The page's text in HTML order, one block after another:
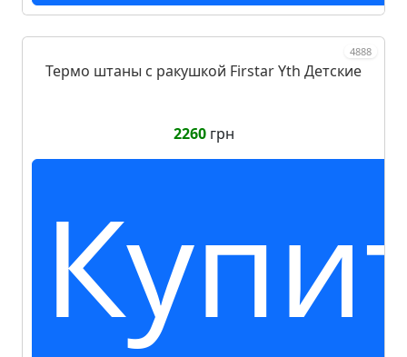
4888
Термо штаны с ракушкой Firstar Yth Детские
2260грн